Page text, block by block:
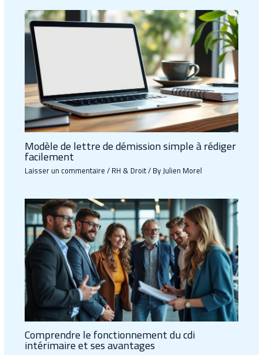
Modèle de lettre de démission simple à rédiger
facilement
Laisser un commentaire/RH & Droit/ ByJulien Morel
Comprendre le fonctionnement du cdi
intérimaire et ses avantages